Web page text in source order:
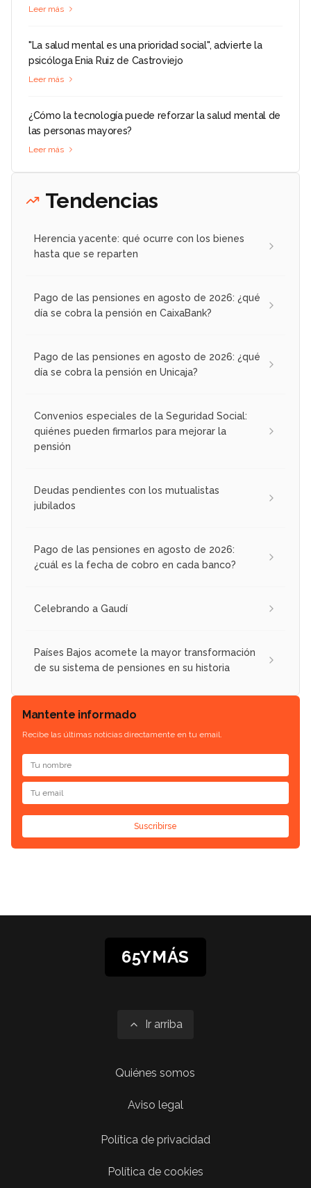
Leer más
"La salud mental es una prioridad social", advierte la
psicóloga Enia Ruiz de Castroviejo
Leer más
¿Cómo la tecnología puede reforzar la salud mental de
las personas mayores?
Leer más
Tendencias
Herencia yacente: qué ocurre con los bienes
hasta que se reparten
Pago de las pensiones en agosto de 2026: ¿qué
día se cobra la pensión en CaixaBank?
Pago de las pensiones en agosto de 2026: ¿qué
día se cobra la pensión en Unicaja?
Convenios especiales de la Seguridad Social:
quiénes pueden firmarlos para mejorar la
pensión
Deudas pendientes con los mutualistas
jubilados
Pago de las pensiones en agosto de 2026:
¿cuál es la fecha de cobro en cada banco?
Celebrando a Gaudí
Países Bajos acomete la mayor transformación
de su sistema de pensiones en su historia
Mantente informado
Recibe las últimas noticias directamente en tu email.
Suscribirse
65YMÁS
Ir arriba
Quiénes somos
Aviso legal
Política de privacidad
Política de cookies